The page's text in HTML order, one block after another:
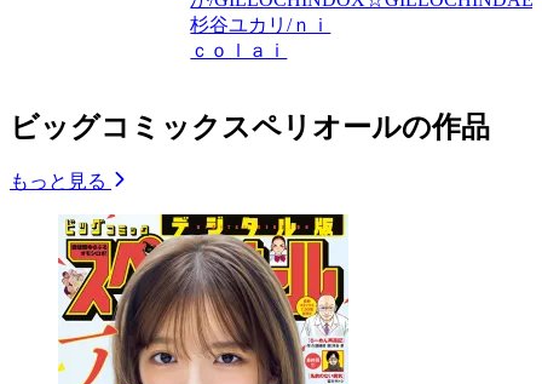
杉谷ユカリ/ｎｉ
ｃｏｌａｉ
ビッグコミックスペリオールの作品
もっと見る